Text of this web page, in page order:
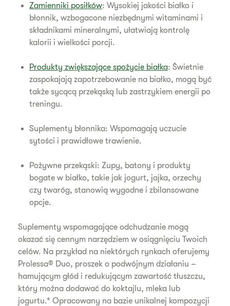
Zamienniki posiłków: Wysokiej jakości białko i
błonnik, wzbogacone niezbędnymi witaminami i
składnikami mineralnymi, ułatwiają kontrolę
kalorii i wielkości porcji.
Produkty zwiększające spożycie białka: Świetnie
zaspokajają zapotrzebowanie na białko, mogą być
także sycącą przekąską lub zastrzykiem energii po
treningu.
Suplementy błonnika: Wspomagają uczucie
sytości i prawidłowe trawienie.
Pożywne przekąski: Zupy, batony i produkty
bogate w białko, takie jak jogurt, jajka, orzechy
czy twaróg, stanowią wygodne i zbilansowane
opcje.
Suplementy wspomagające odchudzanie mogą
okazać się cennym narzędziem w osiągnięciu Twoich
celów. Na przykład na niektórych rynkach oferujemy
Prolessa® Duo, proszek o podwójnym działaniu –
hamującym głód i redukującym zawartość tłuszczu,
który można dodawać do koktajlu, mleka lub
jogurtu.* Opracowany na bazie unikalnej kompozycji